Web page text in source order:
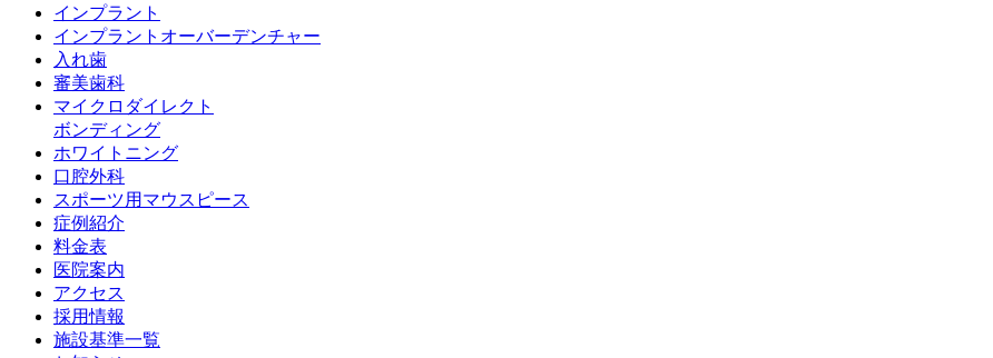
インプラント
インプラントオーバーデンチャー
入れ歯
審美歯科
マイクロダイレクト
ボンディング
ホワイトニング
口腔外科
スポーツ用マウスピース
症例紹介
料金表
医院案内
アクセス
採用情報
施設基準一覧